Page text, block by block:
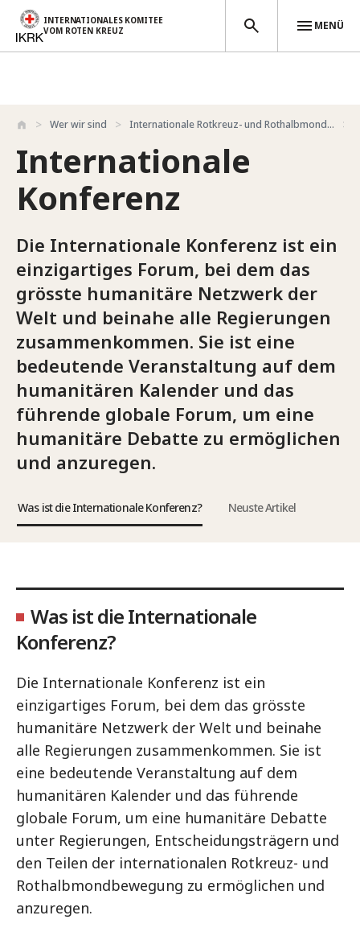
Direkt zum Inhalt
INTERNATIONALES KOMITEE
VOM ROTEN KREUZ
MENÜ
Wer wir sind Internationale Rotkreuz- und Rothalbmond...
Internationale
Konferenz
Die Internationale Konferenz ist ein
einzigartiges Forum, bei dem das
grösste humanitäre Netzwerk der
Welt und beinahe alle Regierungen
zusammenkommen. Sie ist eine
bedeutende Veranstaltung auf dem
humanitären Kalender und das
führende globale Forum, um eine
humanitäre Debatte zu ermöglichen
und anzuregen.
Was ist die Internationale Konferenz? Neuste Artikel
Was ist die Internationale
Konferenz?
Die Internationale Konferenz ist ein
einzigartiges Forum, bei dem das grösste
humanitäre Netzwerk der Welt und beinahe
alle Regierungen zusammenkommen. Sie ist
eine bedeutende Veranstaltung auf dem
humanitären Kalender und das führende
globale Forum, um eine humanitäre Debatte
unter Regierungen, Entscheidungsträgern und
den Teilen der internationalen Rotkreuz- und
Rothalbmondbewegung zu ermöglichen und
anzuregen.